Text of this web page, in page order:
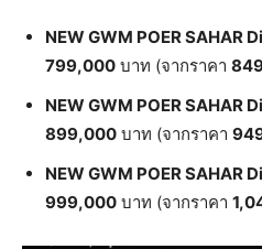
NEW GWM POER SAHAR
799,000 บาท (จากราคา
NEW GWM POER SAHAR
899,000 บาท (จากราคา
NEW GWM POER SAHAR
999,000 บาท (จากราคา